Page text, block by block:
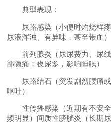
典型表现：
尿路感染（小便时灼烧样疼
尿液浑浊、有异味，甚至带血）
前列腺炎（尿尿费力、尿线
部隐痛；夜尿多，影响睡眠）
尿路结石（突发剧烈腰痛或
呕吐）
性传播感染（近期有不安全
频明显）间质性膀胱炎（长期